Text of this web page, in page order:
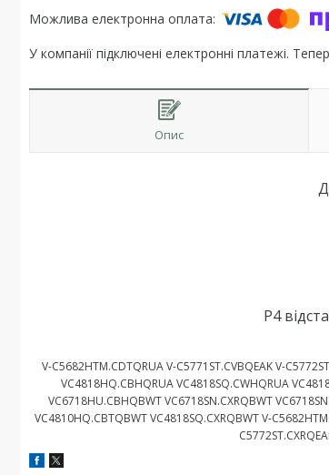
У компанії підключені електронні платежі.
Опис
P4
V-C5682HTM.CDTQRUA V-C5771ST.CVBQEAK V-
VC4818HQ.CBHQRUA VC4818SQ.CWHQRUA
VC6718HU.CBHQBWT VC6718SN.CXRQBWT
VC4810HQ.CBTQBWT VC4818SQ.CXRQBWT V-